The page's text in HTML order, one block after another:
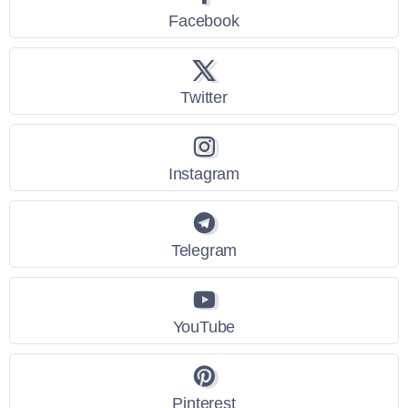
Facebook
Twitter
Instagram
Telegram
YouTube
Pinterest